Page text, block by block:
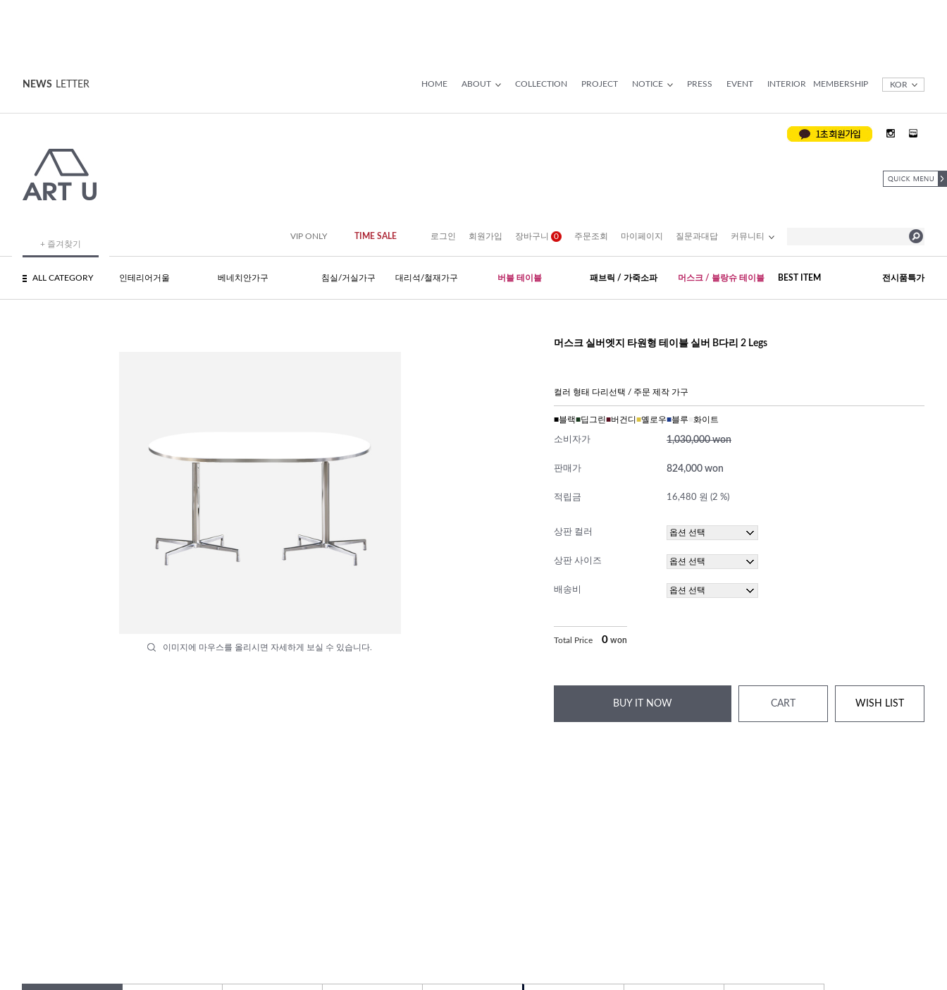
NEWS LETTER HOME ABOUT COLLECTION PROJECT NOTICE PRESS EVENT INTERIOR MEMBERSHIP KOR
+ 즐겨찾기
VIP ONLY TIME SALE 로그인 회원가입 장바구니 0 주문조회 마이페이지 질문과대답 커뮤니티
ALL CATEGORY 인테리어거울 베네치안가구 침실/거실가구 대리석/철재가구 버블 테이블 패브릭 / 가죽소파 머스크 / 블랑슈 테이블 BEST ITEM 전시품특가
이미지에 마우스를 올리시면 자세하게 보실 수 있습니다.
머스크 실버엣지 타원형 테이블 실버 B다리 2 Legs
컬러 형태 다리선택 / 주문 제작 가구
■블랙■딥그린 ■버건디 ■옐로우■블루 화이트
소비자가 1,030,000 won
판매가 824,000 won
적립금 16,480 원 (2 %)
상판 컬러
상판 사이즈
배송비
Total Price 0 won
BUY IT NOW CART WISH LIST